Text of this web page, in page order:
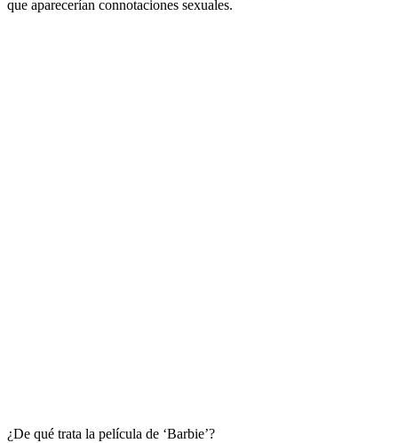
que aparecerían connotaciones sexuales.
¿De qué trata la película de ‘Barbie’?